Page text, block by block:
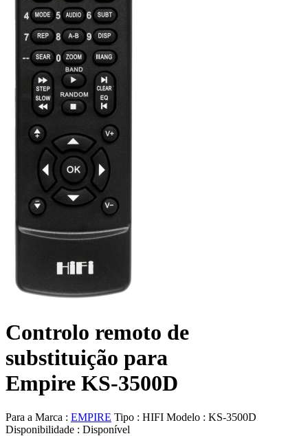
Controlo remoto de
substituição para
Empire KS-3500D
Para a Marca : EMPIRE Tipo : HIFI Modelo : KS-3500D
Disponibilidade : Disponível